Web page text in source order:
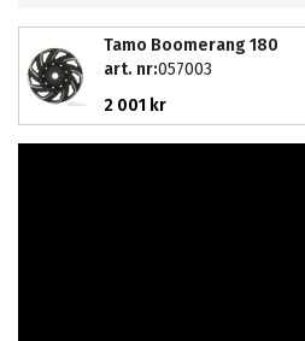
Tamo Boomerang 180
art. nr:057003
2 001 kr